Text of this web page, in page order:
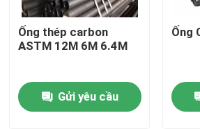
Về chúng tôi
Tham quan nhà máy
Kiểm soát chất lượng
Ống thép carbon
ASTM 12M 6M 6.4M
Gửi yêu cầu
Ống